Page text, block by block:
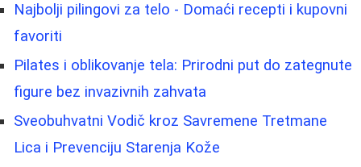
Najbolji pilingovi za telo - Domaći recepti i kupovni
favoriti
Pilates i oblikovanje tela: Prirodni put do zategnute
figure bez invazivnih zahvata
Sveobuhvatni Vodič kroz Savremene Tretmane
Lica i Prevenciju Starenja Kože